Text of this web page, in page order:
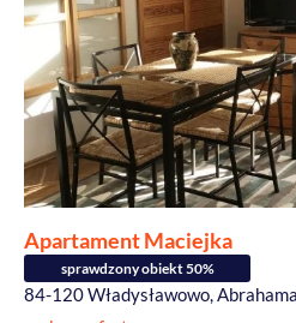
Apartament Maciejka
sprawdzony obiekt 50%
84-120 Władysławowo,